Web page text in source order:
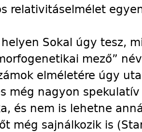
relativitáselmélet
Sokal úgy tesz,
mező”
elméletére úgy
még nagyon
és nem is lehetne
még sajnálkozik is